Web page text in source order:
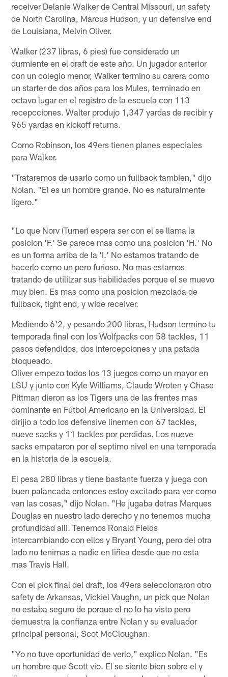
receiver Delanie Walker de Central Missouri, un safety
de North Carolina, Marcus Hudson, y un defensive end
de Louisiana, Melvin Oliver.
Walker (237 libras, 6 pies) fue considerado un
durmiente en el draft de este año. Un jugador anterior
con un colegio menor, Walker termino su carera como
un starter de dos años para los Mules, terminado en
octavo lugar en el registro de la escuela con 113
recepcciones. Walter produjo 1,347 yardas de recibir y
965 yardas en kickoff returns.
Como Robinson, los 49ers tienen planes especiales
para Walker.
"Trataremos de usarlo como un fullback tambien," dijo
Nolan. "El es un hombre grande. No es naturalmente
ligero."
"Lo que Norv (Turner) espera ser con el se llama la
posicion 'F.' Se parece mas como una posicion 'H.' No
es un forma arriba de la 'I.' No estamos tratando de
hacerlo como un pero furioso. No mas estamos
tratando de utililzar sus habilidades porque el se muevo
muy bien. Es mas como una posicion mezclada de
fullback, tight end, y wide receiver.
Mediendo 6'2, y pesando 200 libras, Hudson termino tu
temporada final con los Wolfpacks con 58 tackles, 11
pasos defendidos, dos intercepciones y una patada
bloqueado.
Oliver empezo todos los 13 juegos como un mayor en
LSU y junto con Kyle Williams, Claude Wroten y Chase
Pittman dieron as los Tigers una de las frentes mas
dominante en Fútbol Americano en la Universidad. El
dirijio a todo los defensive linemen con 67 tackles,
nueve sacks y 11 tackles por perdidas. Los nueve
sacks empataron por el septimo nivel en una temporada
en la historia de la escuela.
El pesa 280 libras y tiene bastante fuerza y juega con
buen palancada entonces estoy excitado para ver como
van las cosas," dijo Nolan. "He jugaba detras Marques
Douglas en nuestro lado derecho y no tenemos mucha
profundidad alli. Tenemos Ronald Fields
intercambiando con ellos y Bryant Young, pero del otra
lado no tenimas a nadie en liñea desde que no esta
mas Travis Hall.
Con el pick final del draft, los 49ers seleccionaron otro
safety de Arkansas, Vickiel Vaughn, un pick que Nolan
no estaba seguro de porque el no lo ha visto pero
demuestra la confianza entre Nolan y su evaluador
principal personal, Scot McCloughan.
"Yo no tuve oportunidad de verlo," explico Nolan. "Es
un hombre que Scott vio. El se siente bien sobre el y